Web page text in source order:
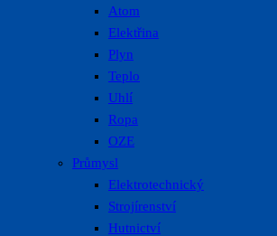
Atom
Elektřina
Plyn
Teplo
Uhlí
Ropa
OZE
Průmysl
Elektrotechnický
Strojírenství
Hutnictví